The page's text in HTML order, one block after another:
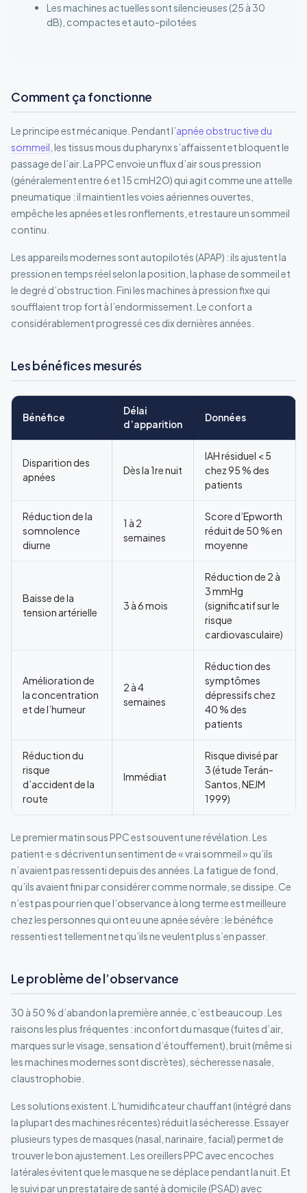
Les machines actuelles sont silencieuses (25 à 30
dB), compactes et auto-pilotées
Comment ça fonctionne
Le principe est mécanique. Pendant l’apnée obstructive du
sommeil , les tissus mous du pharynx s’affaissent et bloquent le
passage de l’air. La PPC envoie un flux d’air sous pression
(généralement entre 6 et 15 cmH2O) qui agit comme une attelle
pneumatique : il maintient les voies aériennes ouvertes,
empêche les apnées et les ronflements, et restaure un sommeil
continu.
Les appareils modernes sont autopilotés (APAP) : ils ajustent la
pression en temps réel selon la position, la phase de sommeil et
le degré d’obstruction. Fini les machines à pression fixe qui
soufflaient trop fort à l’endormissement. Le confort a
considérablement progressé ces dix dernières années.
Les bénéfices mesurés
Bénéfice
Délai
d’apparition
Données
Disparition des
apnées
Dès la 1re nuit
IAH résiduel < 5
chez 95 % des
patients
Réduction de la
somnolence
diurne
1 à 2
semaines
Score d’Epworth
réduit de 50 % en
moyenne
Baisse de la
tension artérielle
3 à 6 mois
Réduction de 2 à
3 mmHg
(significatif sur le
risque
cardiovasculaire)
Amélioration de
la concentration
et de l’humeur
2 à 4
semaines
Réduction des
symptômes
dépressifs chez
40 % des
patients
Réduction du
risque
d’accident de la
route
Immédiat
Risque divisé par
3 (étude Terán-
Santos, NEJM
1999)
Le premier matin sous PPC est souvent une révélation. Les
patient·e·s décrivent un sentiment de « vrai sommeil » qu’ils
n’avaient pas ressenti depuis des années. La fatigue de fond,
qu’ils avaient fini par considérer comme normale, se dissipe. Ce
n’est pas pour rien que l’observance à long terme est meilleure
chez les personnes qui ont eu une apnée sévère : le bénéfice
ressenti est tellement net qu’ils ne veulent plus s’en passer.
Le problème de l’observance
30 à 50 % d’abandon la première année, c’est beaucoup. Les
raisons les plus fréquentes : inconfort du masque (fuites d’air,
marques sur le visage, sensation d’étouffement), bruit (même si
les machines modernes sont discrètes), sécheresse nasale,
claustrophobie.
Les solutions existent. L’humidificateur chauffant (intégré dans
la plupart des machines récentes) réduit la sécheresse. Essayer
plusieurs types de masques (nasal, narinaire, facial) permet de
trouver le bon ajustement. Les oreillers PPC avec encoches
latérales évitent que le masque ne se déplace pendant la nuit. Et
le suivi par un prestataire de santé à domicile (PSAD) avec